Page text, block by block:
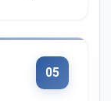
05